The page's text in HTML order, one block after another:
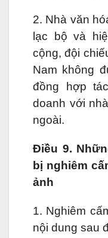
2. Nhà văn
lạc bộ và
cộng, đội
Nam không
đồng hợp
doanh với
ngoài.
Điều 9.
bị nghiêm
ảnh
1. Nghiêm
nội dung sau